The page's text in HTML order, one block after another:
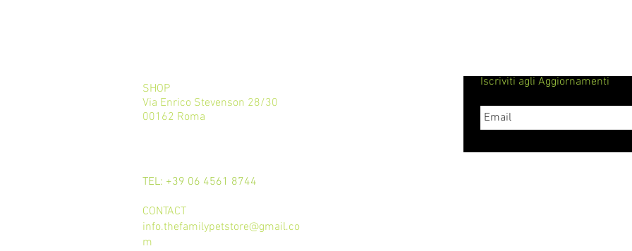
SHOP
Via Enrico Stevenson 28/30
00162 Roma
Iscriviti agli Aggiornamenti
TEL: +39 06 4561 8744
CONTACT
info.thefamilypetstore@gmail.co
m